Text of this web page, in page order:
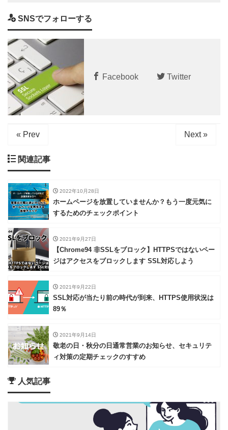
SNSでフォローする
Facebook Twitter
« Prev Next »
関連記事
2022年10月28日
ホームページを放置していませんか？もう一度元気に
するためのチェックポイント
2021年9月27日
【Chrome94 非SSLをブロック】HTTPSではないペー
ジはアクセスをブロックします SSL対応しよう
2021年9月22日
SSL対応が当たり前の時代が到来、HTTPS使用状況は
89％
2021年9月14日
敬老の日・秋分の日通常営業のお知らせ、セキュリテ
ィ対策の定期チェックのすすめ
人気記事